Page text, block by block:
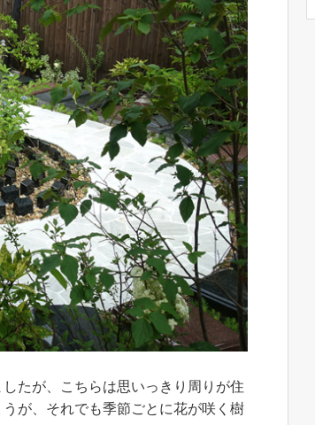
たが、こちらは思いっきり周りが住
が、それでも季節ごとに花が咲く樹